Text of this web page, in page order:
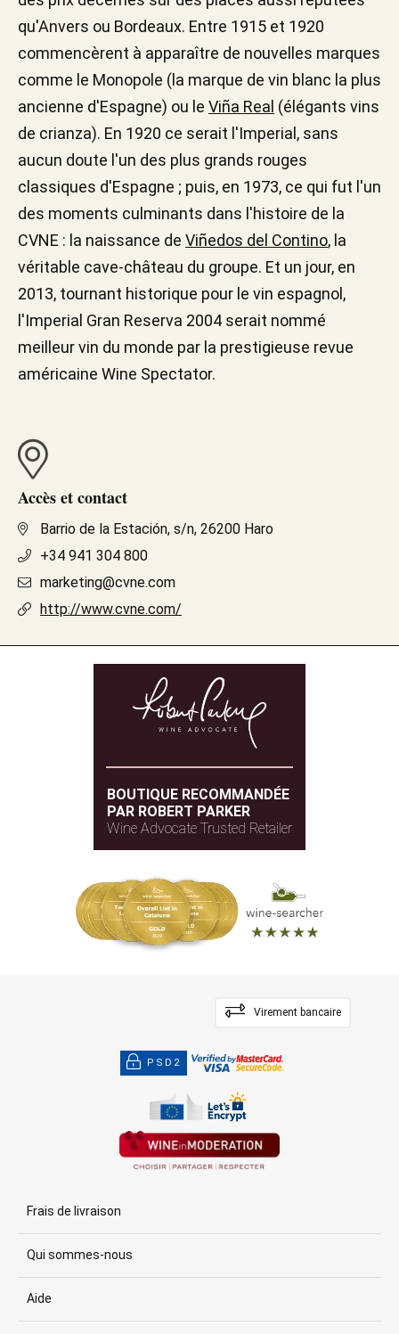
qu'Anvers ou Bordeaux. Entre 1915 et 1920
commencèrent à apparaître de nouvelles marques
comme le Monopole (la marque de vin blanc la plus
ancienne d'Espagne) ou le Viña Real (élégants vins
de crianza). En 1920 ce serait l'Imperial, sans
aucun doute l'un des plus grands rouges
classiques d'Espagne ; puis, en 1973, ce qui fut l'un
des moments culminants dans l'histoire de la
CVNE : la naissance de Viñedos del Contino, la
véritable cave-château du groupe. Et un jour, en
2013, tournant historique pour le vin espagnol,
l'Imperial Gran Reserva 2004 serait nommé
meilleur vin du monde par la prestigieuse revue
américaine Wine Spectator.
Accès et contact
Barrio de la Estación, s/n, 26200 Haro
+34 941 304 800
marketing@cvne.com
http://www.cvne.com/
BOUTIQUE RECOMMANDÉE
PAR ROBERT PARKER
Wine Advocate Trusted Retailer
Virement bancaire
PSD2
Frais de livraison
Qui sommes-nous
Aide